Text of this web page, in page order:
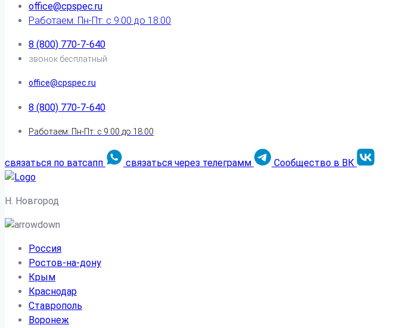
office@cpspec.ru
Работаем: Пн-Пт: с 9:00 до 18:00
8 (800) 770-7-640
звонок бесплатный
office@cpspec.ru
8 (800) 770-7-640
Работаем: Пн-Пт: с 9:00 до 18:00
связаться по ватсапп связаться через телеграмм Сообщество в ВК
Н. Новгород
Россия
Ростов-на-дону
Крым
Краснодар
Ставрополь
Воронеж